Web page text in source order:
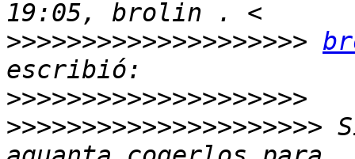
>>>>>>>>>>>>>>>>>>>>
>>>>>>>>>>>>>>>>>>>>
>>>>>>>>>>>>>>>>>>>>>